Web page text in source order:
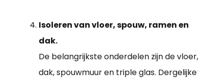
Isoleren van vloer, spouw, ramen en
dak.
De belangrijkste onderdelen zijn de vloer,
dak, spouwmuur en triple glas. Dergelijke